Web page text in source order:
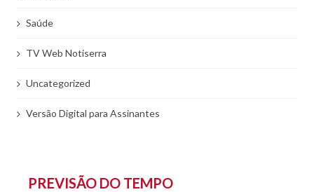
Saúde
TV Web Notiserra
Uncategorized
Versão Digital para Assinantes
PREVISÃO DO TEMPO